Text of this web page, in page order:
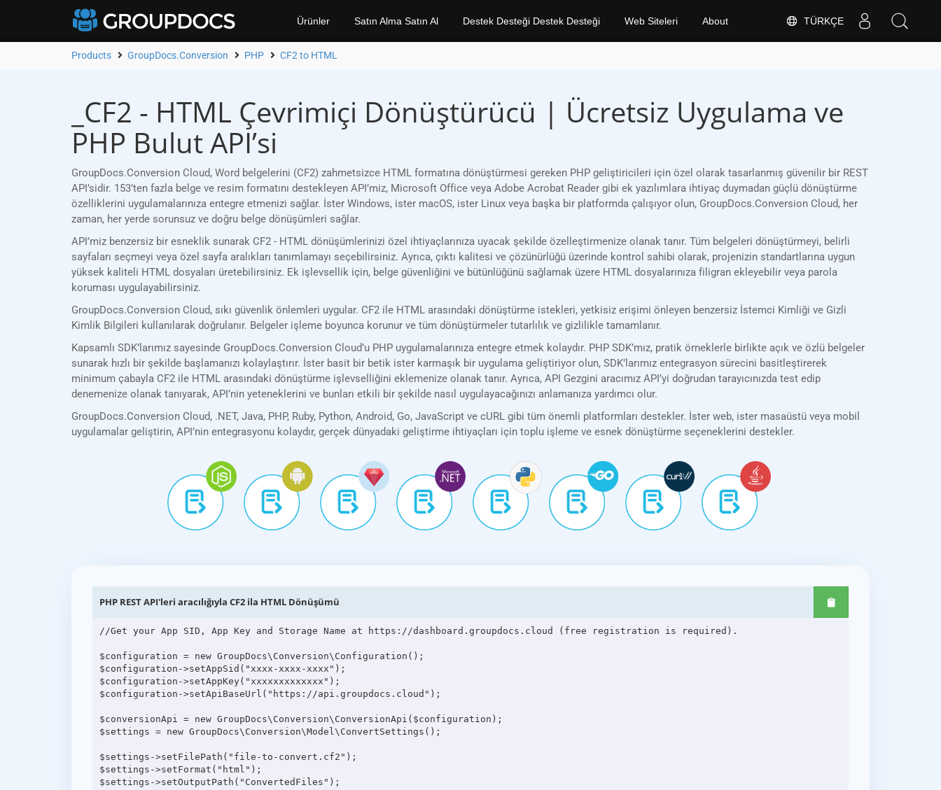
TÜRKÇE
Ürünler Satın Alma Satın Al Destek Desteği Destek Desteği Web Siteleri About
Products GroupDocs.Conversion PHP CF2 to HTML
_CF2 - HTML Çevrimiçi Dönüştürücü | Ücretsiz Uygulama ve
PHP Bulut API’si
GroupDocs.Conversion Cloud, Word belgelerini (CF2) zahmetsizce HTML formatına dönüştürmesi gereken PHP geliştiricileri için özel olarak tasarlanmış güvenilir bir REST
API’sidir. 153’ten fazla belge ve resim formatını destekleyen API’miz, Microsoft Office veya Adobe Acrobat Reader gibi ek yazılımlara ihtiyaç duymadan güçlü dönüştürme
özelliklerini uygulamalarınıza entegre etmenizi sağlar. İster Windows, ister macOS, ister Linux veya başka bir platformda çalışıyor olun, GroupDocs.Conversion Cloud, her
zaman, her yerde sorunsuz ve doğru belge dönüşümleri sağlar.
API’miz benzersiz bir esneklik sunarak CF2 - HTML dönüşümlerinizi özel ihtiyaçlarınıza uyacak şekilde özelleştirmenize olanak tanır. Tüm belgeleri dönüştürmeyi, belirli
sayfaları seçmeyi veya özel sayfa aralıkları tanımlamayı seçebilirsiniz. Ayrıca, çıktı kalitesi ve çözünürlüğü üzerinde kontrol sahibi olarak, projenizin standartlarına uygun
yüksek kaliteli HTML dosyaları üretebilirsiniz. Ek işlevsellik için, belge güvenliğini ve bütünlüğünü sağlamak üzere HTML dosyalarınıza filigran ekleyebilir veya parola
koruması uygulayabilirsiniz.
GroupDocs.Conversion Cloud, sıkı güvenlik önlemleri uygular. CF2 ile HTML arasındaki dönüştürme istekleri, yetkisiz erişimi önleyen benzersiz İstemci Kimliği ve Gizli
Kimlik Bilgileri kullanılarak doğrulanır. Belgeler işleme boyunca korunur ve tüm dönüştürmeler tutarlılık ve gizlilikle tamamlanır.
Kapsamlı SDK’larımız sayesinde GroupDocs.Conversion Cloud’u PHP uygulamalarınıza entegre etmek kolaydır. PHP SDK’mız, pratik örneklerle birlikte açık ve özlü belgeler
sunarak hızlı bir şekilde başlamanızı kolaylaştırır. İster basit bir betik ister karmaşık bir uygulama geliştiriyor olun, SDK’larımız entegrasyon sürecini basitleştirerek
minimum çabayla CF2 ile HTML arasındaki dönüştürme işlevselliğini eklemenize olanak tanır. Ayrıca, API Gezgini aracımız API’yi doğrudan tarayıcınızda test edip
denemenize olanak tanıyarak, API’nin yeteneklerini ve bunları etkili bir şekilde nasıl uygulayacağınızı anlamanıza yardımcı olur.
GroupDocs.Conversion Cloud, .NET, Java, PHP, Ruby, Python, Android, Go, JavaScript ve cURL gibi tüm önemli platformları destekler. İster web, ister masaüstü veya mobil
uygulamalar geliştirin, API’nin entegrasyonu kolaydır, gerçek dünyadaki geliştirme ihtiyaçları için toplu işleme ve esnek dönüştürme seçeneklerini destekler.
PHP REST API'leri aracılığıyla CF2 ila HTML Dönüşümü
//Get your App SID, App Key and Storage Name at https://dashboard.groupdocs.cloud (free registration is required).
$configuration = new GroupDocs\Conversion\Configuration();
$configuration->setAppSid("xxxx-xxxx-xxxx");
$configuration->setAppKey("xxxxxxxxxxxxx");
$configuration->setApiBaseUrl("https://api.groupdocs.cloud");
$conversionApi = new GroupDocs\Conversion\ConversionApi($configuration);
$settings = new GroupDocs\Conversion\Model\ConvertSettings();
$settings->setFilePath("file-to-convert.cf2");
$settings->setFormat("html");
$settings->setOutputPath("ConvertedFiles");